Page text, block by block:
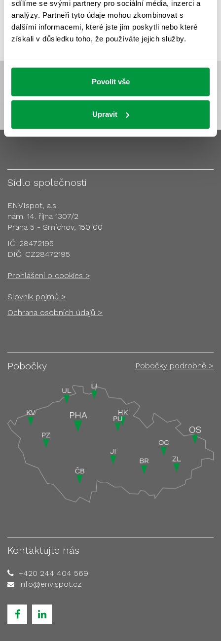
sdílíme se svými partnery pro sociální média, inzerci a
analýzy. Partneři tyto údaje mohou zkombinovat s
dalšími informacemi, které jste jim poskytli nebo které
získali v důsledku toho, že používáte jejich služby.
Povolit vše
Upravit
ZKOUŠKY NOUZOVÉHO OSVĚTLENÍ
Sídlo společnosti
ENVIspot, a.s.
nám. 14. října 1307/2
Praha 5 - Smíchov, 150 00
IČ: 28472195
DIČ: CZ28472195
Prohlášení o cookies >
Slovník pojmů >
Ochrana osobních údajů >
Pobočky Pobočky podrobně >
Kontaktujte nás
+420 244 404 569
info@envispot.cz